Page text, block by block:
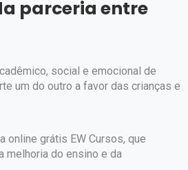
parceria entre
social e emocional de
um do outro a favor das crianças e
grátis EW Cursos, que
melhoria do ensino e da